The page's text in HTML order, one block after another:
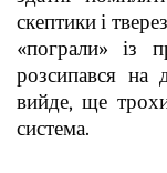
скептики і
«пограли» із
розсипався
вийде, ще
система.